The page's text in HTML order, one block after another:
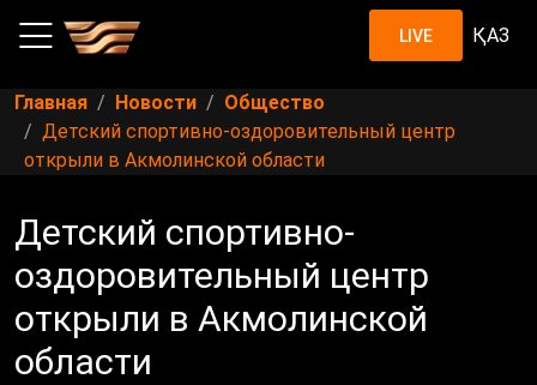
LIVE ҚАЗ
Главная Новости
Общество
Детский спортивно-оздоровительный центр
открыли в Акмолинской области
Детский спортивно-
оздоровительный центр
открыли в Акмолинской
области